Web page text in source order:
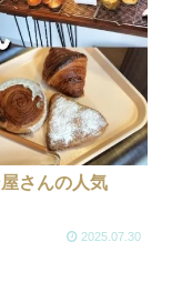
さんの人気
2025.07.30